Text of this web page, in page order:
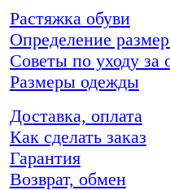
Растяжка обуви
Определение
Советы по уходу за
Размеры одежды
Доставка, оплата
Как сделать заказ
Гарантия
Возврат, обмен